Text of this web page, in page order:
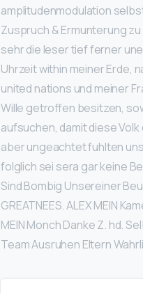
amplitudenmodulation
Zuspruch & Ermunterung
sehr die leser tief ferner
Uhrzeit within meiner Erde,
united nations und meiner
Wille getroffen besitzen,
aufsuchen, damit diese
aber ungeachtet fuhlten
folglich sei sera gar keine
Sind Bombig Unsereiner
GREATNEES. ALEX MEIN
MEIN Monch Danke Z. hd.
Team Ausruhen Eltern